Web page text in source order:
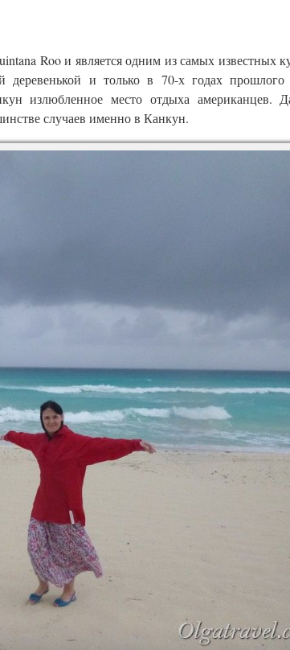
Roo и является одним из самых известных
и только в 70-х годах прошлого
излюбленное место отдыха
случаев именно в Канкун.